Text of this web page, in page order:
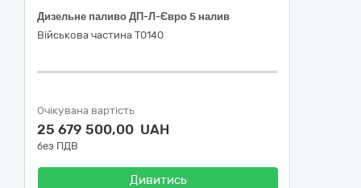
Дизельне паливо ДП-Л-Євро 5 налив
Військова частина Т0140
Очікувана вартість
25 679 500,00 UAH
без ПДВ
Дивитись